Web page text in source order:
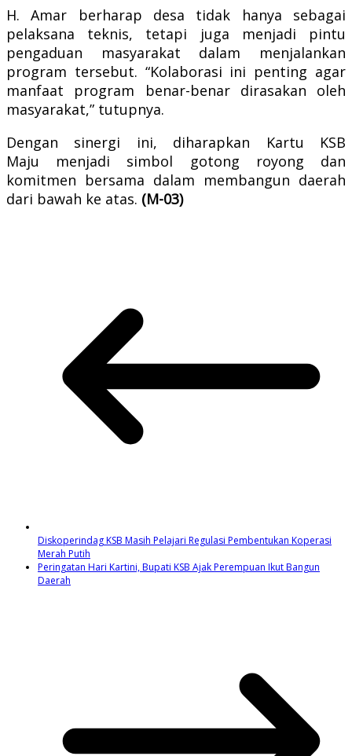
H. Amar berharap desa tidak hanya sebagai
pelaksana teknis, tetapi juga menjadi pintu
pengaduan masyarakat dalam menjalankan
program tersebut. “Kolaborasi ini penting agar
manfaat program benar-benar dirasakan oleh
masyarakat,” tutupnya.
Dengan sinergi ini, diharapkan Kartu KSB
Maju menjadi simbol gotong royong dan
komitmen bersama dalam membangun daerah
dari bawah ke atas. (M-03)
Diskoperindag KSB Masih Pelajari Regulasi Pembentukan Koperasi
Merah Putih
Peringatan Hari Kartini, Bupati KSB Ajak Perempuan Ikut Bangun
Daerah